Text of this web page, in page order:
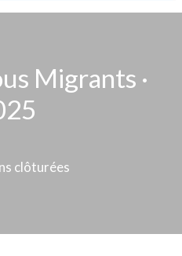
Migrants ·
clôturées